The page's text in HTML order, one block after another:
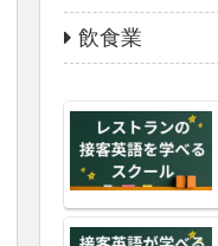
飲食業